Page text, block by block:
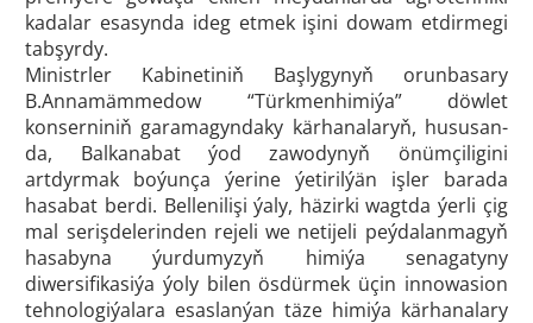
kadalar esasynda ideg etmek işini dowam etdirmegi
tabşyrdy.
Ministrler Kabinetiniň Başlygynyň orunbasary
B.Annamämmedow “Türkmenhimiýa” döwlet
konserniniň garamagyndaky kärhanalaryň, hususan-
da, Balkanabat ýod zawodynyň önümçiligini
artdyrmak boýunça ýerine ýetirilýän işler barada
hasabat berdi. Bellenilişi ýaly, häzirki wagtda ýerli çig
mal serişdelerinden rejeli we netijeli peýdalanmagyň
hasabyna ýurdumyzyň himiýa senagatyny
diwersifikasiýa ýoly bilen ösdürmek üçin innowasion
tehnologiýalara esaslanýan täze himiýa kärhanalary